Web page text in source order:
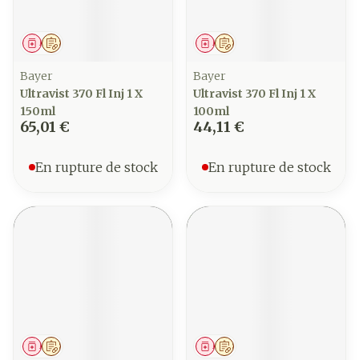
Sur prescription
Médicament
Bayer
Ultravist 370 Fl Inj 1 X
150ml
65,01 €
En rupture de stock
Sur prescription
Médicament
Bayer
Ultravist 370 Fl Inj 1 X
100ml
44,11 €
En rupture de stock
Sur prescription
Médicament Sur prescription
Médicament